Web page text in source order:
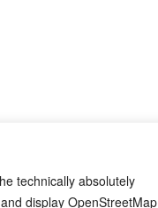
technically absolutely
display OpenStreetMap